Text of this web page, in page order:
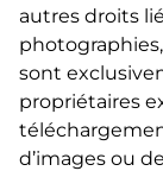
autres droits
sont
propriétaires
d’images ou